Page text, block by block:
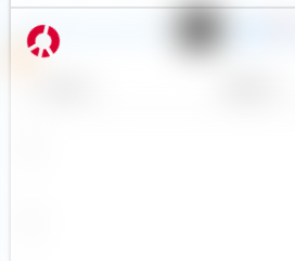
nxtAssets bitcoin direct ETP